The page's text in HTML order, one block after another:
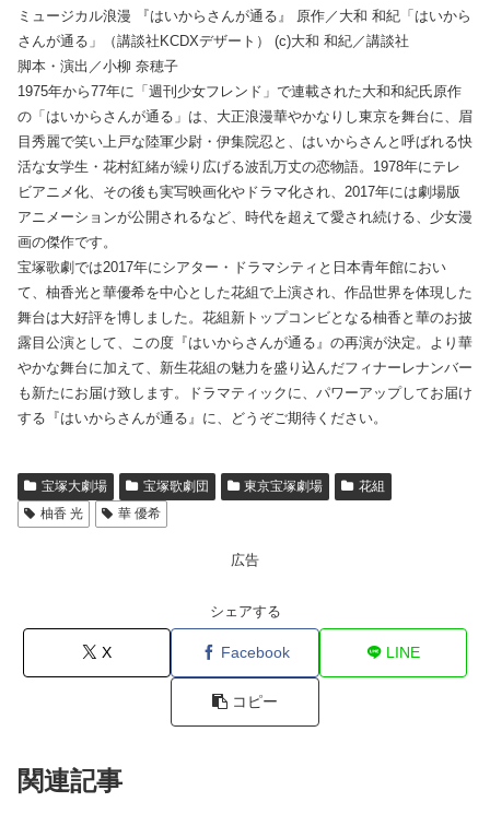
ミュージカル浪漫 『はいからさんが通る』 原作／大和 和紀「はいから
さんが通る」（講談社KCDXデザート） (c)大和 和紀／講談社
脚本・演出／小柳 奈穂子
1975年から77年に「週刊少女フレンド」で連載された大和和紀氏原作
の「はいからさんが通る」は、大正浪漫華やかなりし東京を舞台に、眉
目秀麗で笑い上戸な陸軍少尉・伊集院忍と、はいからさんと呼ばれる快
活な女学生・花村紅緒が繰り広げる波乱万丈の恋物語。1978年にテレ
ビアニメ化、その後も実写映画化やドラマ化され、2017年には劇場版
アニメーションが公開されるなど、時代を超えて愛され続ける、少女漫
画の傑作です。
宝塚歌劇では2017年にシアター・ドラマシティと日本青年館におい
て、柚香光と華優希を中心とした花組で上演され、作品世界を体現した
舞台は大好評を博しました。花組新トップコンビとなる柚香と華のお披
露目公演として、この度『はいからさんが通る』の再演が決定。より華
やかな舞台に加えて、新生花組の魅力を盛り込んだフィナーレナンバー
も新たにお届け致します。ドラマティックに、パワーアップしてお届け
する『はいからさんが通る』に、どうぞご期待ください。
宝塚大劇場 宝塚歌劇団 東京宝塚劇場
花組
柚香 光
華 優希
広告
シェアする
X Facebook LINE
コピー
関連記事